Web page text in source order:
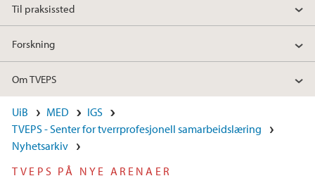
Til praksissted
Forskning
Om TVEPS
UiB MED
IGS
TVEPS - Senter for tverrprofesjonell samarbeidslæring
Nyhetsarkiv
TVEPS PÅ NYE ARENAER